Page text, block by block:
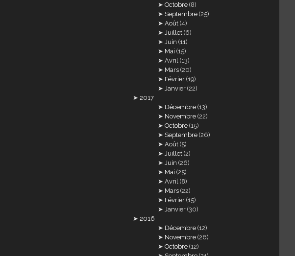
Octobre (8)
Septembre (25)
Août (4)
Juillet (6)
Juin (11)
Mai (15)
Avril (13)
Mars (20)
Février (19)
Janvier (22)
2017
Décembre (13)
Novembre (22)
Octobre (15)
Septembre (26)
Août (5)
Juillet (2)
Juin (26)
Mai (25)
Avril (8)
Mars (22)
Février (15)
Janvier (30)
2016
Décembre (12)
Novembre (26)
Octobre (12)